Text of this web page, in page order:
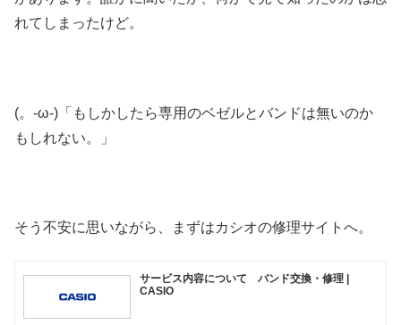
れてしまったけど。
(。-ω-)「もしかしたら専用のベゼルとバンドは無いのか
もしれない。」
そう不安に思いながら、まずはカシオの修理サイトへ。
サービス内容について バンド交換・修理 |
CASIO